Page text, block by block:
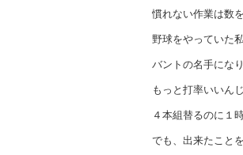
慣れない作業は数
野球をやっていた
バントの名手にな
もっと打率いいん
４本組替るのに１
でも、出来たこと